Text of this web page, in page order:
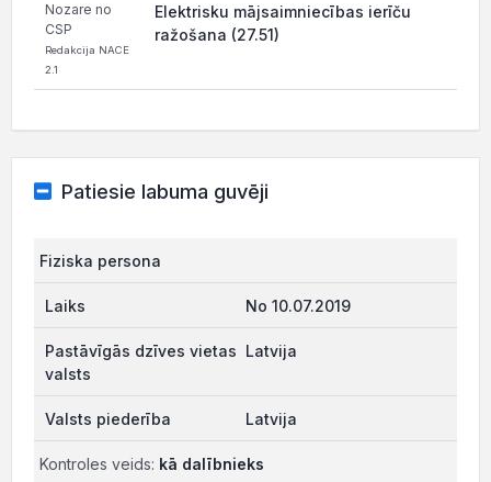
Nozare no
CSP
Redakcija NACE
2.1
Elektrisku mājsaimniecības ierīču
ražošana (27.51)
Patiesie labuma guvēji
Fiziska persona
No 10.07.2019
Latvija
Latvija
Kontroles veids: kā dalībnieks